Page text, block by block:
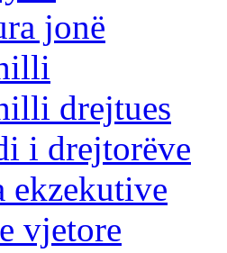
jonë
drejtues
i drejtorëve
ekzekutive
vjetore